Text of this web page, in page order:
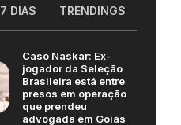
7 DIAS TRENDINGS
Caso Naskar: Ex-
jogador da Seleção
Brasileira está entre
presos em operação
que prendeu
advogada em Goiás